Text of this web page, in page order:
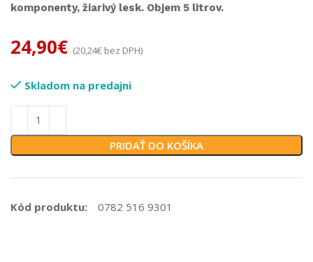
komponenty, žiarivý lesk. Objem 5 litrov.
24,90€ (20,24€ bez DPH)
Skladom na predajni
PRIDAŤ DO KOŠÍKA
Kód produktu: 0782 516 9301